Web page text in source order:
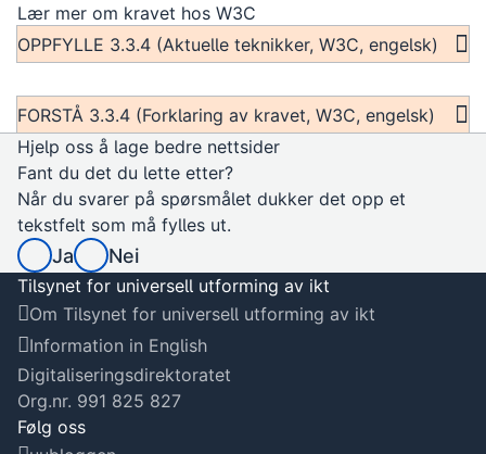
Lær mer om kravet hos W3C
OPPFYLLE 3.3.4 (Aktuelle teknikker, W3C, engelsk)
FORSTÅ 3.3.4 (Forklaring av kravet, W3C, engelsk)
Hjelp oss å lage bedre nettsider
Fant du det du lette etter?
Når du svarer på spørsmålet dukker det opp et
tekstfelt som må fylles ut.
Ja Nei
Tilsynet for universell utforming av ikt
Om Tilsynet for universell utforming av ikt
Information in English
Digitaliseringsdirektoratet
Org.nr. 991 825 827
Følg oss